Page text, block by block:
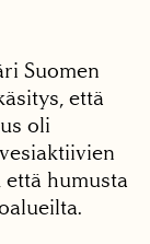
Suomen
että
oli
humusta